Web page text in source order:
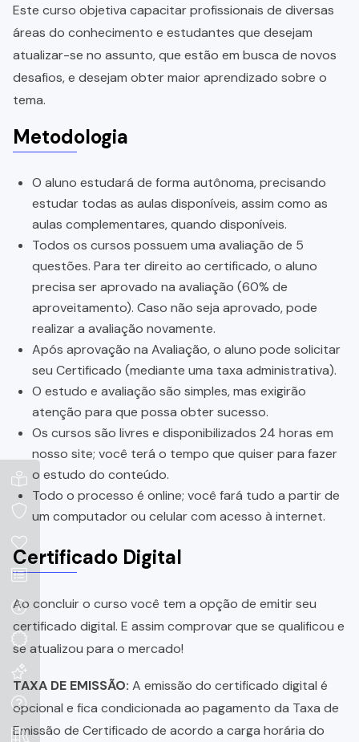
Este curso objetiva capacitar profissionais de diversas
áreas do conhecimento e estudantes que desejam
atualizar-se no assunto, que estão em busca de novos
desafios, e desejam obter maior aprendizado sobre o
tema.
Metodologia
O aluno estudará de forma autônoma, precisando
estudar todas as aulas disponíveis, assim como as
aulas complementares, quando disponíveis.
Todos os cursos possuem uma avaliação de 5
questões. Para ter direito ao certificado, o aluno
precisa ser aprovado na avaliação (60% de
aproveitamento). Caso não seja aprovado, pode
realizar a avaliação novamente.
Após aprovação na Avaliação, o aluno pode solicitar
seu Certificado (mediante uma taxa administrativa).
O estudo e avaliação são simples, mas exigirão
atenção para que possa obter sucesso.
Os cursos são livres e disponibilizados 24 horas em
nosso site; você terá o tempo que quiser para fazer
o estudo do conteúdo.
Todo o processo é online; você fará tudo a partir de
um computador ou celular com acesso à internet.
Certificado Digital
Ao concluir o curso você tem a opção de emitir seu
certificado digital. E assim comprovar que se qualificou e
se atualizou para o mercado!
TAXA DE EMISSÃO: A emissão do certificado digital é
opcional e fica condicionada ao pagamento da Taxa de
Emissão de Certificado de acordo a carga horária do